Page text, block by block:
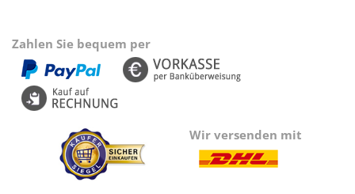
Zahlen Sie bequem per
Wir versenden mit